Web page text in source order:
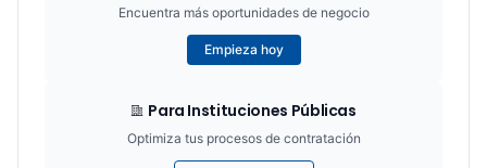
Encuentra más oportunidades de negocio
Empieza hoy
Para Instituciones Públicas
Optimiza tus procesos de contratación